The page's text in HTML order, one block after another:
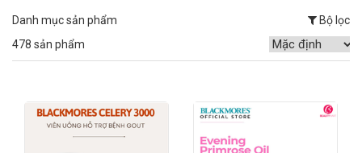
Danh mục sản phẩm
Bộ lọc
478 sản phẩm